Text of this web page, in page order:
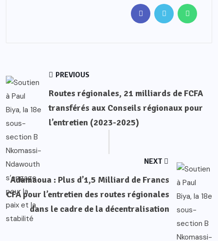
PREVIOUS
Routes régionales, 21 milliards de FCFA
transférés aux Conseils régionaux pour
l’entretien (2023-2025)
NEXT
Adamaoua : Plus d’1,5 Milliard de Francs
CFA pour l’entretien des routes régionales
dans le cadre de la décentralisation